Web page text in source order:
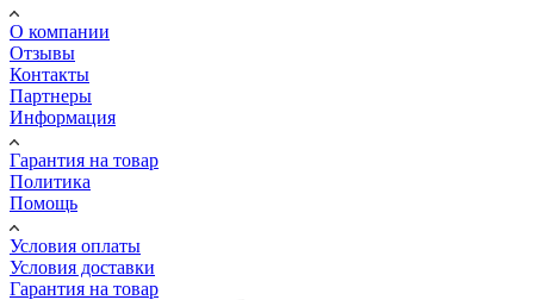
О компании
Отзывы
Контакты
Партнеры
Информация
Гарантия на товар
Политика
Помощь
Условия оплаты
Условия доставки
Гарантия на товар